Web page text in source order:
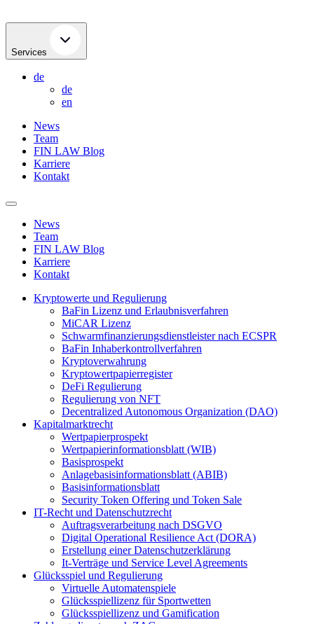
Services
de
de
en
News
Team
FIN LAW Blog
Karriere
Kontakt
News
Team
FIN LAW Blog
Karriere
Kontakt
Kryptowerte und Regulierung
BaFin Lizenz und Erlaubnisverfahren
MiCAR Lizenz
Schwarmfinanzierungsdienstleister nach ECSPR
BaFin Inhaberkontrollverfahren
Kryptoverwahrung
Kryptowertpapierregister
DeFi Regulierung
Regulierung von NFT
Decentralized Autonomous Organization (DAO)
Kapitalmarktrecht
Wertpapierprospekt
Wertpapierinformationsblatt (WIB)
Basisprospekt
Anlagebasisinformationsblatt (ABIB)
Basisinformationsblatt
Security Token Offering und Token Sale
IT-Recht und Datenschutzrecht
Auftragsverarbeitung nach DSGVO
Digital Operational Resilience Act (DORA)
Erstellung einer Datenschutzerklärung
It-Verträge und Service Level Agreements
Glücksspiel und Regulierung
Virtuelle Automatenspiele
Glücksspiellizenz für Sportwetten
Glücksspiellizenz und Gamification